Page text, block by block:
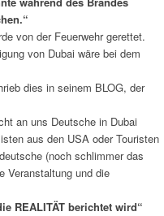
von der Feuerwehr gerettet.
von Dubai wäre bei dem
dies in seinem BLOG, der
an uns Deutsche in Dubai
aus den USA oder Touristen
(noch schlimmer das
Veranstaltung und die
REALITÄT berichtet wird“